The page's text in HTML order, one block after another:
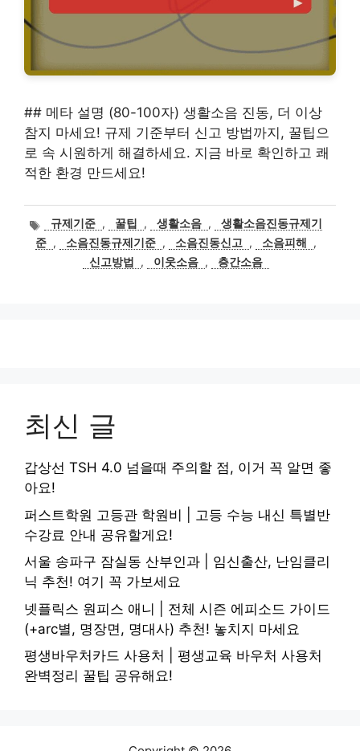
## 메타 설명 (80-100자) 생활소음 진동, 더 이상
참지 마세요! 규제 기준부터 신고 방법까지, 꿀팁으
로 속 시원하게 해결하세요. 지금 바로 확인하고 쾌
적한 환경 만드세요!
태
그
규제기준 , 꿀팁 , 생활소음 ,
생활소음진동규제기
준 , 소음진동규제기준 , 소음진동신고 , 소음피해
,
신고방법
, 이웃소음 , 층간소음
최신 글
갑상선 TSH 4.0 넘을때 주의할 점, 이거 꼭 알면 좋
아요!
퍼스트학원 고등관 학원비 | 고등 수능 내신 특별반
수강료 안내 공유할게요!
서울 송파구 잠실동 산부인과 | 임신출산, 난임클리
닉 추천! 여기 꼭 가보세요
넷플릭스 원피스 애니 | 전체 시즌 에피소드 가이드
(+arc별, 명장면, 명대사) 추천! 놓치지 마세요
평생바우처카드 사용처 | 평생교육 바우처 사용처
완벽정리 꿀팁 공유해요!